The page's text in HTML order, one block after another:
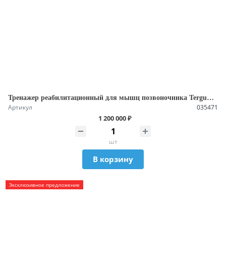
Тренажер реабилитационный для мышц позвоночника Tergumed Б/У
Артикул 035471
1 200 000 ₽
шт
В корзину
Эксклюзивное предложение